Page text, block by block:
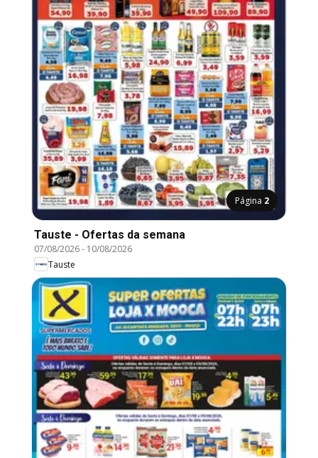
Página 2
Tauste - Ofertas da semana
07/08/2026- 10/08/2026
Tauste